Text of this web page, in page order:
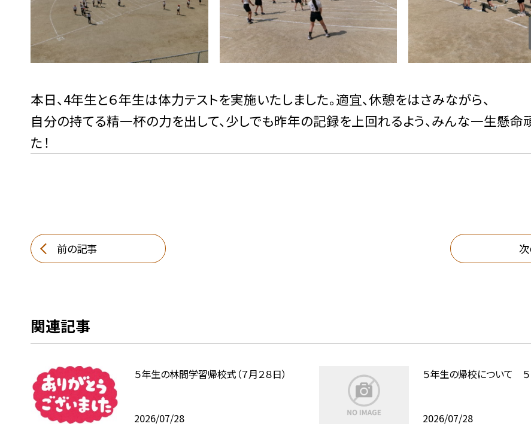
本日、4年生と６年生は体力テストを実施いたしました。適宜、休憩をはさみながら、
自分の持てる精一杯の力を出して、少しでも昨年の記録を上回れるよう、みんな一生懸命
た！
前の記事
関連記事
５年生の林間学習帰校式（７月２８日）
2026/07/28
５年生の帰校について ５（
2026/07/28